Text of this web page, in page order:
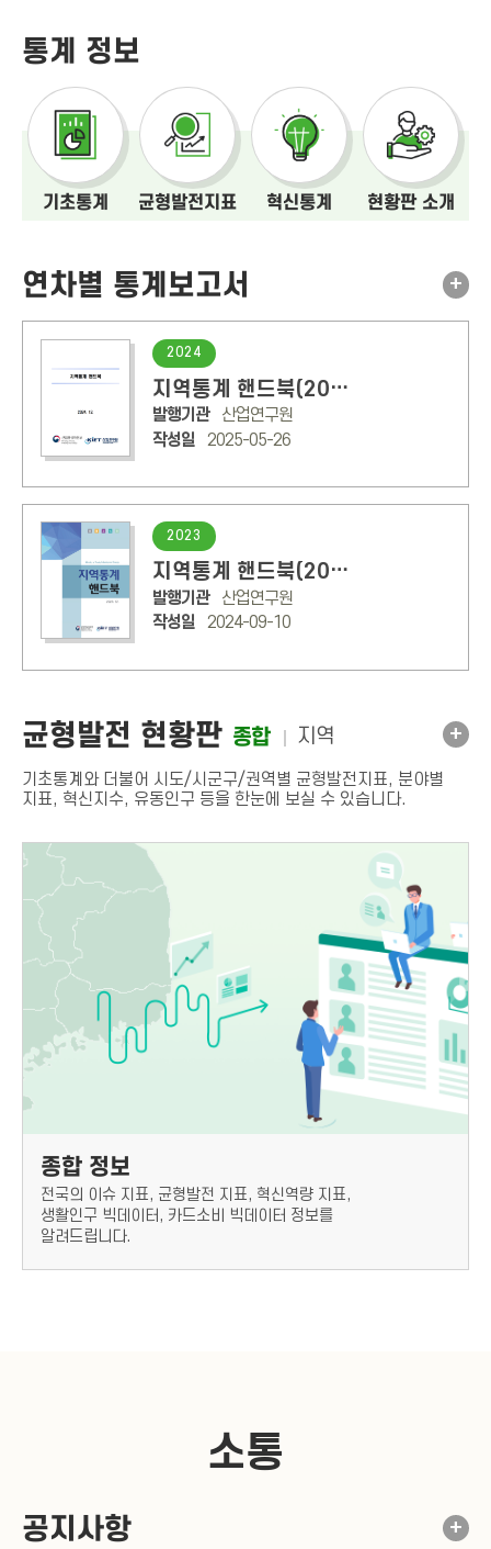
통계 정보
기초통계 균형발전지표 혁신통계 현황판 소개
연차별 통계보고서 +
2024
지역통계 핸드북(2024년판)
발행기관
산업연구원
작성일
2025-05-26
2023
지역통계 핸드북(2023년판)
발행기관
산업연구원
작성일
2024-09-10
균형발전 현황판
기초통계와 더불어 시도/시군구/권역별 균형발전지표, 분야별
지표, 혁신지수, 유동인구 등을 한눈에 보실 수 있습니다.
종합 +
종합 정보
전국의 이슈 지표, 균형발전 지표, 혁신역량 지표,
생활인구 빅데이터, 카드소비 빅데이터 정보를
알려드립니다.
지역
소통
공지사항 +